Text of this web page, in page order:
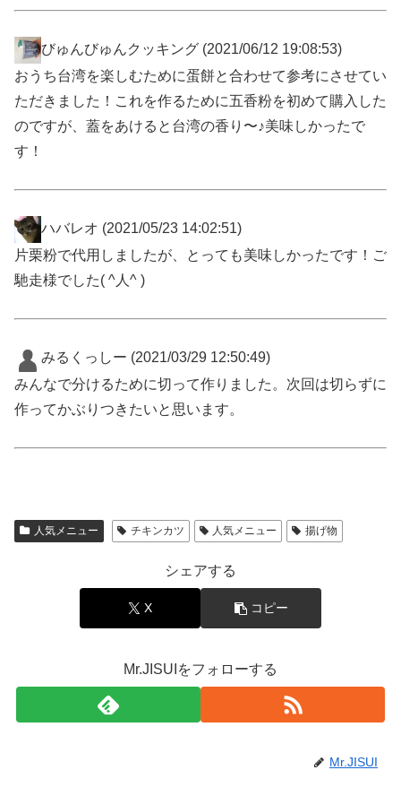
びゅんびゅんクッキング (2021/06/12 19:08:53)
おうち台湾を楽しむために蛋餅と合わせて参考にさせてい
ただきました！これを作るために五香粉を初めて購入した
のですが、蓋をあけると台湾の香り〜♪美味しかったで
す！
ハバレオ (2021/05/23 14:02:51)
片栗粉で代用しましたが、とっても美味しかったです！ご
馳走様でした( ^人^ )
みるくっしー (2021/03/29 12:50:49)
みんなで分けるために切って作りました。次回は切らずに
作ってかぶりつきたいと思います。
人気メニュー チキンカツ 人気メニュー 揚げ物
シェアする
X コピー
Mr.JISUIをフォローする
Mr.JISUI